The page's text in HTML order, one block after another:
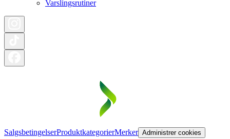
Varslingsrutiner
SalgsbetingelserProduktkategorierMerker Administrer cookies